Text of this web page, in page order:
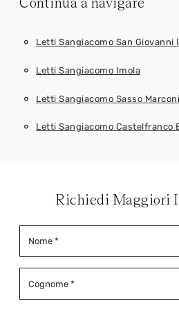
Letti Sangiacomo San Giovanni
Letti Sangiacomo Imola
Letti Sangiacomo Sasso Marconi
Letti Sangiacomo Castelfranco
Richiedi Maggiori